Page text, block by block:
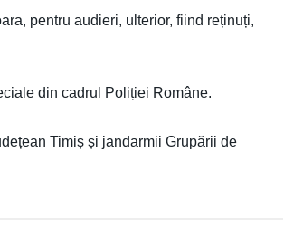
pentru audieri, ulterior, fiind reținuți,
din cadrul Poliției Române.
Timiș și jandarmii Grupării de